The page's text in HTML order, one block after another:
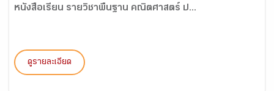
หนังสือเรียน รายวิชาพื้นฐาน คณิตศาสตร์ ป...
ดูรายละเอียด